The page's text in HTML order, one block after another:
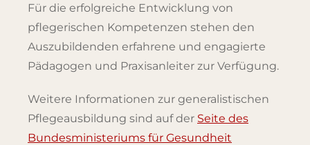
Für die erfolgreiche Entwicklung von
pflegerischen Kompetenzen stehen den
Auszubildenden erfahrene und engagierte
Pädagogen und Praxisanleiter zur Verfügung.
Weitere Infor­ma­tionen zur generalistischen
Pflegeausbildung sind auf der Seite des
Bundesministeriums für Gesundheit